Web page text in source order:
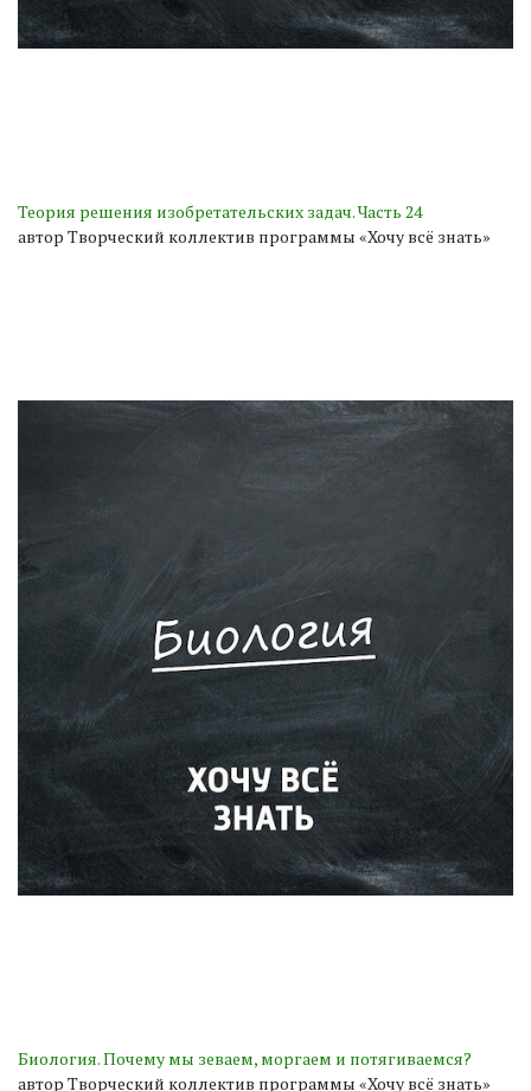
Теория решения изобретательских задач. Часть 24
автор Творческий коллектив программы «Хочу всё знать»
Биология. Почему мы зеваем, моргаем и потягиваемся?
автор Творческий коллектив программы «Хочу всё знать»